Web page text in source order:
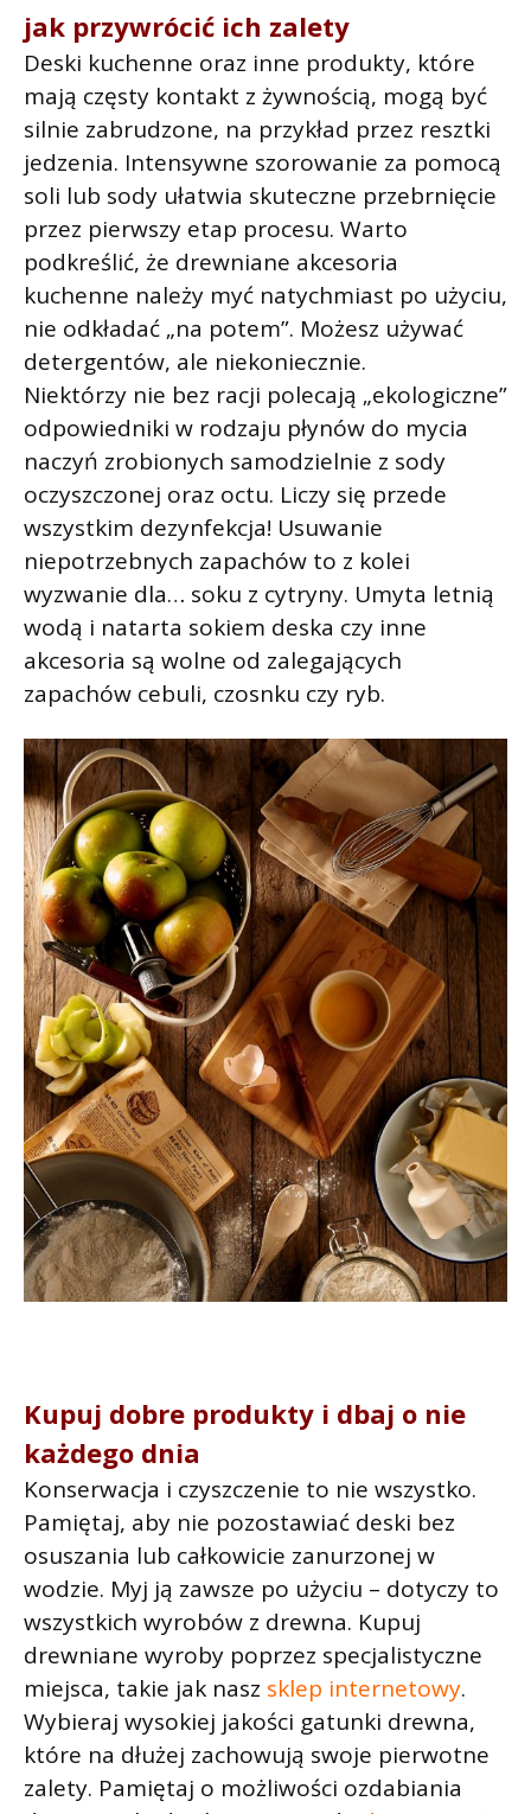
jak przywrócić ich zalety
Deski kuchenne oraz inne produkty, które
mają częsty kontakt z żywnością, mogą być
silnie zabrudzone, na przykład przez resztki
jedzenia. Intensywne szorowanie za pomocą
soli lub sody ułatwia skuteczne przebrnięcie
przez pierwszy etap procesu. Warto
podkreślić, że drewniane akcesoria
kuchenne należy myć natychmiast po użyciu,
nie odkładać „na potem”. Możesz używać
detergentów, ale niekoniecznie.
Niektórzy nie bez racji polecają „ekologiczne”
odpowiedniki w rodzaju płynów do mycia
naczyń zrobionych samodzielnie z sody
oczyszczonej oraz octu. Liczy się przede
wszystkim dezynfekcja! Usuwanie
niepotrzebnych zapachów to z kolei
wyzwanie dla… soku z cytryny. Umyta letnią
wodą i natarta sokiem deska czy inne
akcesoria są wolne od zalegających
zapachów cebuli, czosnku czy ryb.
Kupuj dobre produkty i dbaj o nie
każdego dnia
Konserwacja i czyszczenie to nie wszystko.
Pamiętaj, aby nie pozostawiać deski bez
osuszania lub całkowicie zanurzonej w
wodzie. Myj ją zawsze po użyciu – dotyczy to
wszystkich wyrobów z drewna. Kupuj
drewniane wyroby poprzez specjalistyczne
miejsca, takie jak nasz sklep internetowy.
Wybieraj wysokiej jakości gatunki drewna,
które na dłużej zachowują swoje pierwotne
zalety. Pamiętaj o możliwości ozdabiania